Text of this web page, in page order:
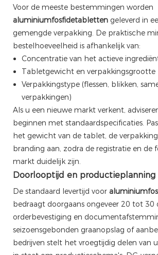
Voor de meeste bestemmingen worden
aluminiumfosfidetabletten geleverd in
gemengde verpakking. De praktische
bestelhoeveelheid is afhankelijk van:
Concentratie van het actieve
Tabletgewicht en verpakkingsgrootte
Verpakkingstype (flessen, blikken,
verpakkingen)
Als u een nieuwe markt verkent,
beginnen met standaardspecificaties.
het gewicht van de tablet, de
branding aan, zodra de registratie en de
markt duidelijk zijn.
Doorlooptijd en productieplanning
De standaard levertijd voor
bedraagt ​​doorgaans ongeveer 20 tot 30
orderbevestiging en
seizoensgebonden graanopslag of
bedrijven stelt het vroegtijdig delen van